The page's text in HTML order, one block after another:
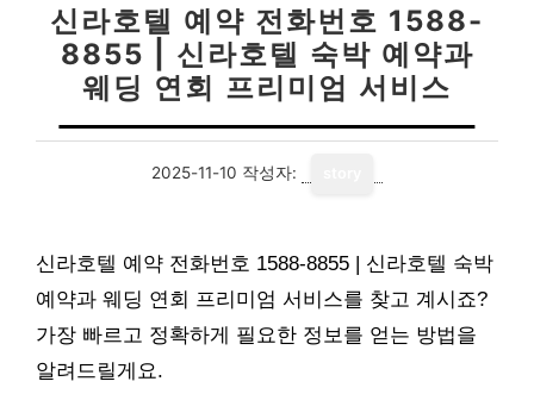
신라호텔 예약 전화번호 1588-
8855 | 신라호텔 숙박 예약과
웨딩 연회 프리미엄 서비스
2025-11-10 작성자:
신라호텔 예약 전화번호 1588-8855 | 신라호텔 숙박
예약과 웨딩 연회 프리미엄 서비스를 찾고 계시죠?
가장 빠르고 정확하게 필요한 정보를 얻는 방법을
알려드릴게요.